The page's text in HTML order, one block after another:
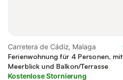
Carretera de Cádiz, Malaga
Ferienwohnung für 4 Personen, mit
Meerblick und Balkon/Terrasse
Kostenlose Stornierung